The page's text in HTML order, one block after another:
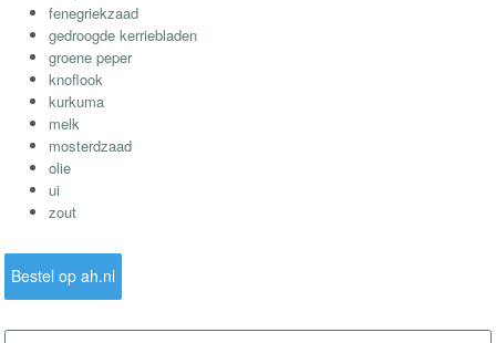
fenegriekzaad
gedroogde kerriebladen
groene peper
knoflook
kurkuma
melk
mosterdzaad
olie
ui
zout
Bestel op ah.nl